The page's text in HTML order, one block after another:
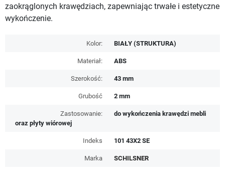
zaokrąglonych krawędziach, zapewniając trwałe i estetyczne
wykończenie.
Kolor: BIAŁY (STRUKTURA)
Materiał: ABS
Szerokość: 43 mm
Grubość 2 mm
Zastosowanie:
do wykończenia krawędzi mebli
oraz płyty wiórowej
Indeks 101 43X2 SE
Marka SCHILSNER